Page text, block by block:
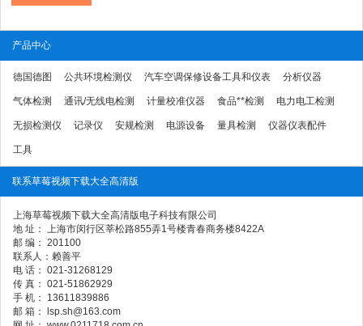
产品中心
德国德图 公共环境检测仪 汽车空调保修设备工具和仪表 分析仪器
气体检测 通讯/无线电检测 计量校准仪器 食品**检测 电力电工检测
无损检测仪 记录仪 安规检测 电源设备 量具检测 仪器仪表配件
工具
联系草莓视频下载大全高清版
上海草莓视频下载大全高清版电子科技有限公司
地 址： 上海市闵行区莘松路855弄1号楼青春商务楼8422A
邮 编： 201100
联系人：赖善平
电 话： 021-31268129
传 真： 021-51862929
手 机： 13611839886
邮 箱： lsp.sh@163.com